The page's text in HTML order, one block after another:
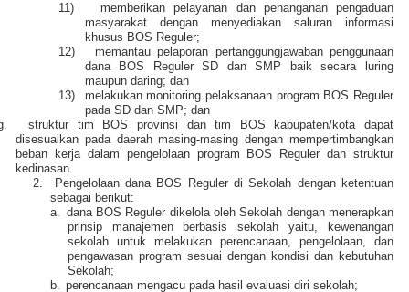
11)
memberikan pelayanan dan penanganan pengaduan
masyarakat dengan menyediakan saluran informasi
khusus BOS Reguler;
12)
memantau pelaporan pertanggungjawaban penggunaan
dana BOS Reguler SD dan SMP baik secara luring
maupun daring; dan
13)
melakukan monitoring pelaksanaan program BOS Reguler
pada SD dan SMP; dan
struktur tim BOS provinsi dan tim BOS kabupaten/kota dapat
disesuaikan pada daerah masing-masing dengan mempertimbangkan
beban kerja dalam pengelolaan program BOS Reguler dan struktur
kedinasan.
2.
Pengelolaan dana BOS Reguler di Sekolah dengan ketentuan
sebagai berikut:
a.
dana BOS Reguler dikelola oleh Sekolah dengan menerapkan
prinsip manajemen berbasis sekolah yaitu, kewenangan
sekolah untuk melakukan perencanaan, pengelolaan, dan
pengawasan program sesuai dengan kondisi dan kebutuhan
Sekolah;
b.
perencanaan mengacu pada hasil evaluasi diri sekolah;